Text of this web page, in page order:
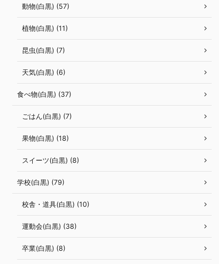
動物(白黒) (57)
植物(白黒) (11)
昆虫(白黒) (7)
天気(白黒) (6)
食べ物(白黒) (37)
ごはん(白黒) (7)
果物(白黒) (18)
スイーツ(白黒) (8)
学校(白黒) (79)
校舎・道具(白黒) (10)
運動会(白黒) (38)
卒業(白黒) (8)